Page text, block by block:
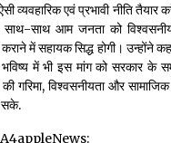
व्यवहारिक एवं प्रभावी नीति तैयार
साथ-साथ आम जनता को
में सहायक सिद्ध होगी। उन्होंने
में भी इस मांग को सरकार के
की गरिमा, विश्वसनीयता और
सके.